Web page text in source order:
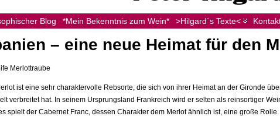
Blog *Mein Bekenntnis zum Wein* >Hilgard´s Texte<
– eine neue Heimat für den
Merlottraube
ist eine sehr charaktervolle Rebsorte, die sich von ihrer Heimat an der Gironde
verbreitet hat. In seinem Ursprungsland Frankreich wird er selten als reinsortiger
spielt der Cabernet Franc, dessen Charakter dem Merlot ähnlich ist, eine große Rolle.